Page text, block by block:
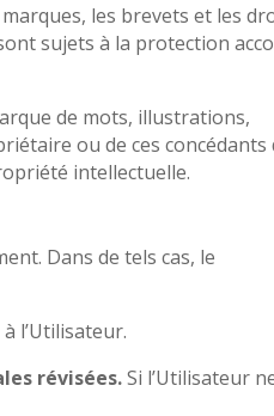
les brevets et les
sujets à la protection
de mots, illustrations,
ou de ces concédants
intellectuelle.
Dans de tels cas, le
l’Utilisateur.
révisées. Si l’Utilisateur